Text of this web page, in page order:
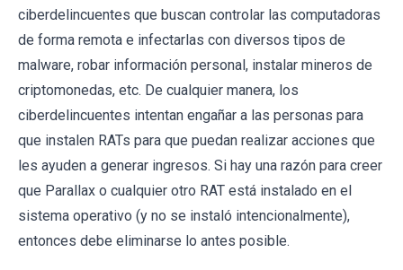
ciberdelincuentes que buscan controlar las computadoras
de forma remota e infectarlas con diversos tipos de
malware, robar información personal, instalar mineros de
criptomonedas, etc. De cualquier manera, los
ciberdelincuentes intentan engañar a las personas para
que instalen RATs para que puedan realizar acciones que
les ayuden a generar ingresos. Si hay una razón para creer
que Parallax o cualquier otro RAT está instalado en el
sistema operativo (y no se instaló intencionalmente),
entonces debe eliminarse lo antes posible.